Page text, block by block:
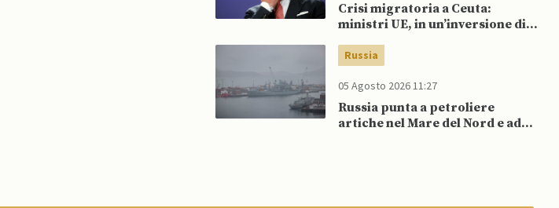
Crisi migratoria a Ceuta:
ministri UE, in un’inversione di
sostegno della Spagna
Russia
05 Agosto 2026 11:27
Russia punta a petroliere
artiche nel Mare del Nord e ad